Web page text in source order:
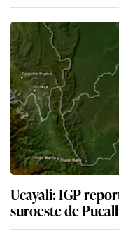
Ucayali: IGP
suroeste de